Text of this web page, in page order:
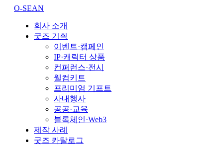
O-SEAN
회사 소개
굿즈 기획
이벤트·캠페인
IP·캐릭터 상품
컨퍼런스·전시
웰컴키트
프리미엄 기프트
사내행사
공공·교육
블록체인·Web3
제작 사례
굿즈 카탈로그